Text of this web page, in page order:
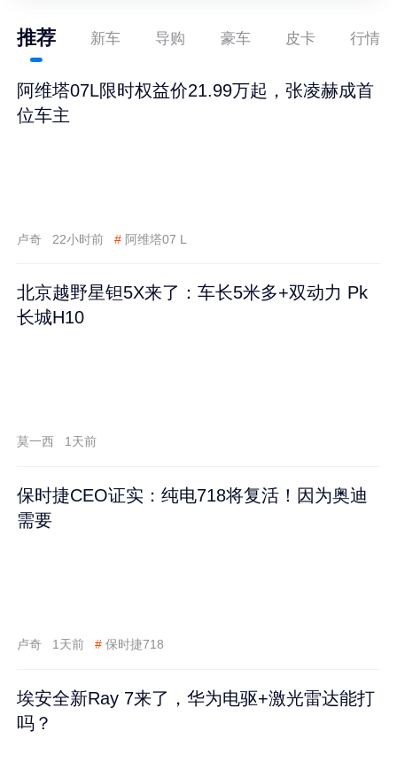
推荐 新车 导购 豪车 皮卡 行情
阿维塔07L限时权益价21.99万起，张凌赫成首
位车主
卢奇 22小时前 # 阿维塔07 L
北京越野星钽5X来了：车长5米多+双动力 Pk
长城H10
莫一西 1天前
保时捷CEO证实：纯电718将复活！因为奥迪
需要
卢奇 1天前 # 保时捷718
埃安全新Ray 7来了，华为电驱+激光雷达能打
吗？